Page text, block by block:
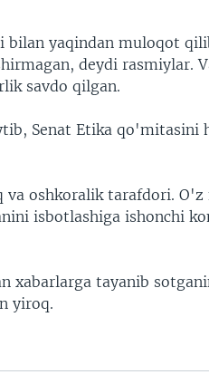
bilan yaqindan muloqot
deydi rasmiylar.
savdo qilgan.
Senat Etika qo'mitasini
va oshkoralik tarafdori.
isbotlashiga ishonchi
xabarlarga tayanib
yiroq.